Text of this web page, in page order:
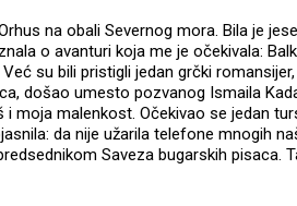
na obali Severnog mora. Bila je
o avanturi koja me je očekivala:
su bili pristigli jedan grčki
došao umesto pozvanog Ismaila
moja malenkost. Očekivao se jedan
da nije užarila telefone mnogih
Saveza bugarskih pisaca.